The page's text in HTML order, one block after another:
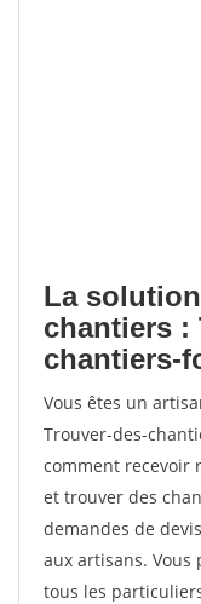
La
chantiers :
chantiers-
Vous êtes un
Trouver-des-
comment recevoir
et trouver des
demandes de
aux artisans. Vous
tous les